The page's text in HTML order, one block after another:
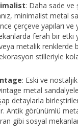
: Daha sade ve
minimalist metal
çerçeve yapıları ve
ferah bir etki
metalik renklerde
stilleriyle
: Eski ve
metal
detaylarla
Antik görünümlü
gibi sosyal